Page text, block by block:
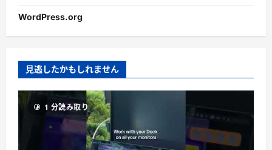
WordPress.org
見逃したかもしれません
1 分読み取り